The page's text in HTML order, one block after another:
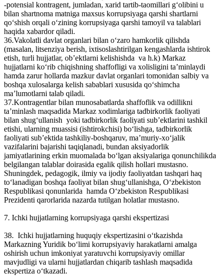
-potensial kontragent, jumladan, xarid tartib-taomillari g‘olibini u
bilan shartnoma matniga maxsus korrupsiyaga qarshi shartlarni
qo‘shish orqali o‘zining korrupsiyaga qarshi tamoyil va talablari
haqida xabardor qiladi.
36.Vakolatli davlat organlari bilan o‘zaro hamkorlik qilishda
(masalan, litsenziya berish, ixtisoslashtirilgan kengashlarda ishtirok
etish, turli hujjatlar, ob’ektlarni kelishishda va h.k) Markaz
hujjatlarni ko‘rib chiqishning shaffofligi va xolisligini ta’minlaydi
hamda zarur hollarda mazkur davlat organlari tomonidan salbiy va
boshqa xulosalarga kelish sabablari xususida qo‘shimcha
ma’lumotlarni talab qiladi.
37.Kontragentlar bilan munosabatlarda shaffoflik va odillikni
ta’minlash maqsadida Markaz xodimlariga tadbirkorlik faoliyati
bilan shug‘ullanish yoki tadbirkorlik faoliyati sub’ektlarini tashkil
etishi, ularning muassisi (ishtirokchisi) bo‘lishga, tadbirkorlik
faoliyati sub’ektida tashkiliy-boshqaruv, ma’muriy-xo‘jalik
vazifalarini bajarishi taqiqlanadi, bundan aksiyadorlik
jamiyatlarining erkin muomalada bo‘lgan aksiyalariga qonunchilikda
belgilangan talablar doirasida egalik qilish hollari mustasno.
Shuningdek, pedagogik, ilmiy va ijodiy faoliyatdan tashqari haq
to‘lanadigan boshqa faoliyat bilan shug‘ullanishga, O‘zbekiston
Respublikasi qonunlarida hamda O‘zbekiston Respublikasi
Prezidenti qarorlarida nazarda tutilgan holatlar mustasno.
7. Ichki hujjatlarning korrupsiyaga qarshi ekspertizasi
38. Ichki hujjatlarning huquqiy ekspertizasini o‘tkazishda
Markazning Yuridik bo‘limi korrupsiyaviy harakatlarni amalga
oshirish uchun imkoniyat yaratuvchi korrupsiyaviy omillar
mavjudligi va ularni hujjatlardan chiqarib tashlash maqsadida
ekspertiza o‘tkazadi.